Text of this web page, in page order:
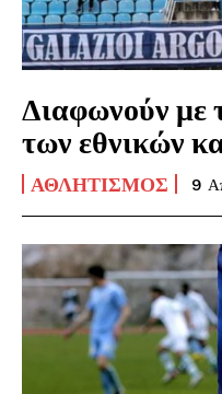
Διαφωνούν με
των εθνικών
ΑΘΛΗΤΙΣΜΌΣ 9